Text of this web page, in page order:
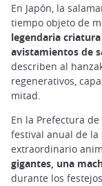
En Japón, la
tiempo objeto de
legendaria
avistamientos de
describen al
regenerativos,
mitad.
En la Prefectura
festival anual de la
extraordinario
gigantes, una
durante los festejos.